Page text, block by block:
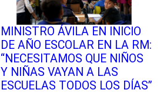
MINISTRO ÁVILA EN INICIO
DE AÑO ESCOLAR EN LA RM:
“NECESITAMOS QUE NIÑOS
Y NIÑAS VAYAN A LAS
ESCUELAS TODOS LOS DÍAS”